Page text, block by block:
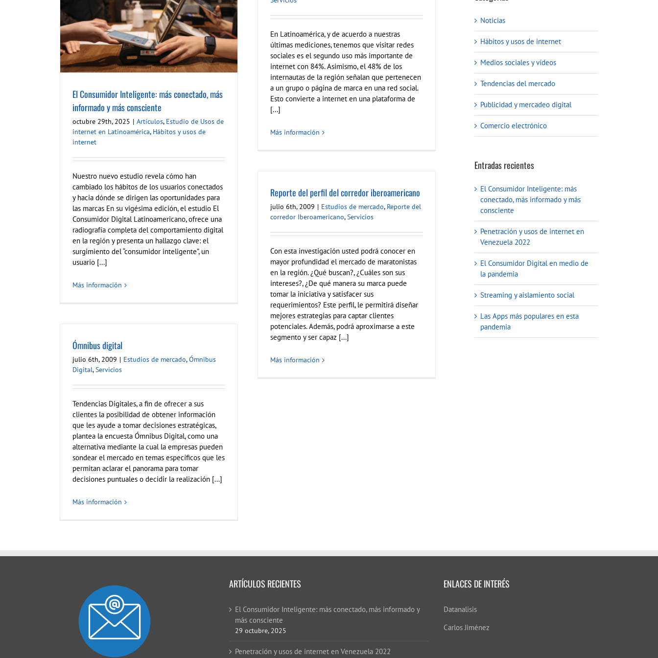
El Consumidor Inteligente: más conectado, más
informado y más consciente
octubre 29th, 2025 | Artículos, Estudio de Usos de
internet en Latinoamérica, Hábitos y usos de
internet
Nuestro nuevo estudio revela cómo han
cambiado los hábitos de los usuarios conectados
y hacia dónde se dirigen las oportunidades para
las marcas En su vigésima edición, el estudio El
Consumidor Digital Latinoamericano, ofrece una
radiografía completa del comportamiento digital
en la región y presenta un hallazgo clave: el
surgimiento del “consumidor inteligente”, un
usuario [...]
Más información
En Latinoamérica, y de acuerdo a nuestras
últimas mediciones, tenemos que visitar redes
sociales es el segundo uso más importante de
internet con 84%. Asimismo, el 48% de los
internautas de la región señalan que pertenecen
a un grupo o página de marca en una red social.
Esto convierte a internet en una plataforma de
[...]
Más información
Reporte del perfil del corredor iberoamericano
julio 6th, 2009 | Estudios de mercado, Reporte del
corredor Iberoamericano,Servicios
Con esta investigación usted podrá conocer en
mayor profundidad el mercado de maratonistas
en la región. ¿Qué buscan?, ¿Cuáles son sus
intereses?, ¿De qué manera su marca puede
tomar la iniciativa y satisfacer sus
requerimientos? Este perfil, le permitirá diseñar
mejores estrategias para captar clientes
potenciales. Además, podrá aproximarse a este
segmento y ser capaz [...]
Más información
Ómnibus digital
julio 6th, 2009 | Estudios de mercado,Ómnibus
Digital,Servicios
Tendencias Digitales, a fin de ofrecer a sus
clientes la posibilidad de obtener información
que les ayude a tomar decisiones estratégicas,
plantea la encuesta Ómnibus Digital, como una
alternativa mediante la cual la empresas pueden
sondear el mercado en temas específicos que les
permitan aclarar el panorama para tomar
decisiones puntuales o decidir la realización [...]
Más información
Noticias
Hábitos y usos de internet
Medios sociales y vídeos
Tendencias del mercado
Publicidad y mercadeo digital
Comercio electrónico
Entradas recientes
El Consumidor Inteligente: más
conectado, más informado y más
consciente
Penetración y usos de internet en
Venezuela 2022
El Consumidor Digital en medio de
la pandemia
Streaming y aislamiento social
Las Apps más populares en esta
pandemia
ARTÍCULOS RECIENTES
El Consumidor Inteligente: más conectado, más informado y
más consciente
29 octubre, 2025
Penetración y usos de internet en Venezuela 2022
ENLACES DE INTERÉS
Datanalisis
Carlos Jiménez